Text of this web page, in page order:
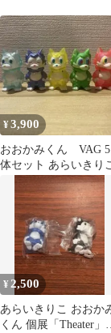
¥3,900
おおかみくん VAG 5
体セット あらいきり
¥ 2,500
あらいきりこ おおか
くん 個展「Theater